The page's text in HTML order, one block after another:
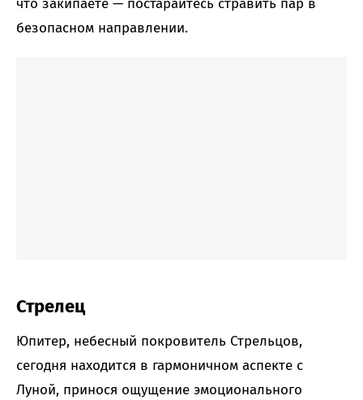
что закипаете — постарайтесь стравить пар в
безопасном направлении.
Стрелец
Юпитер, небесный покровитель Стрельцов,
сегодня находится в гармоничном аспекте с
Луной, принося ощущение эмоционального